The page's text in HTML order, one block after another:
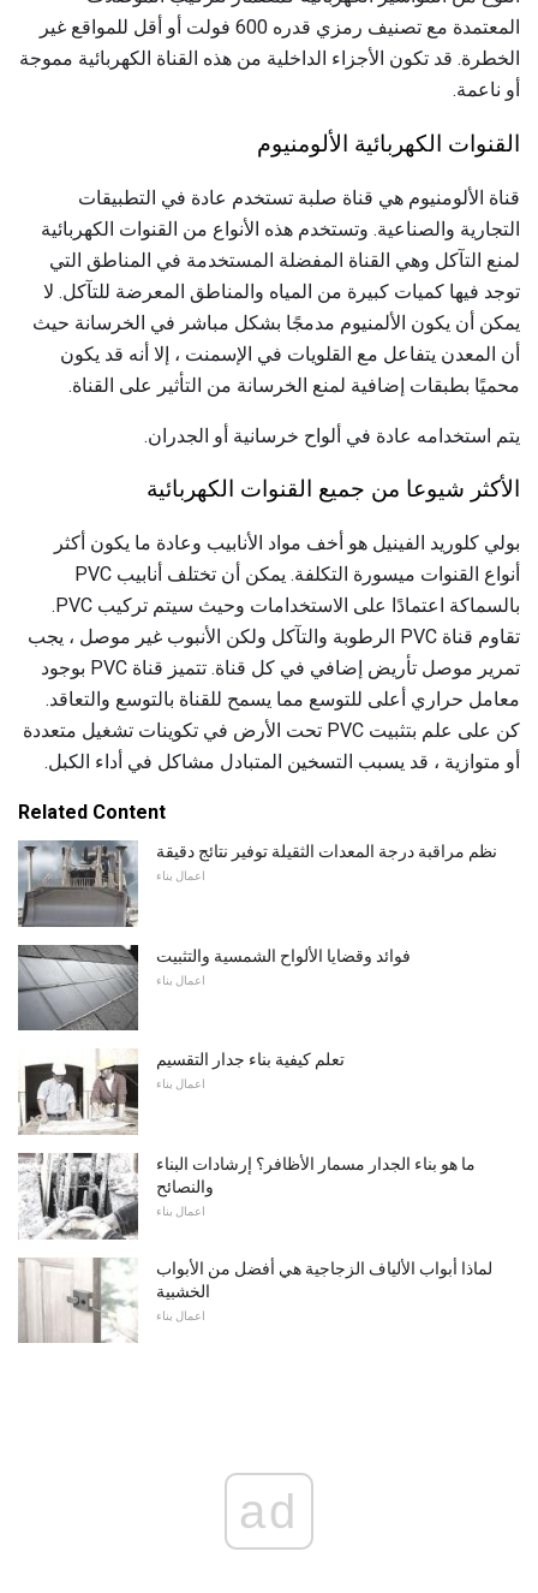
المعتمدة مع تصنيف رمزي قدره 600 فولت أو أقل للمواقع غير
الخطرة. قد تكون الأجزاء الداخلية من هذه القناة الكهربائية مموجة
أو ناعمة.
القنوات الكهربائية الألومنيوم
قناة الألومنيوم هي قناة صلبة تستخدم عادة في التطبيقات
التجارية والصناعية. وتستخدم هذه الأنواع من القنوات الكهربائية
لمنع التآكل وهي القناة المفضلة المستخدمة في المناطق التي
توجد فيها كميات كبيرة من المياه والمناطق المعرضة للتآكل. لا
يمكن أن يكون الألمنيوم مدمجًا بشكل مباشر في الخرسانة حيث
أن المعدن يتفاعل مع القلويات في الإسمنت ، إلا أنه قد يكون
محميًا بطبقات إضافية لمنع الخرسانة من التأثير على القناة.
يتم استخدامه عادة في ألواح خرسانية أو الجدران.
الأكثر شيوعا من جميع القنوات الكهربائية
بولي كلوريد الفينيل هو أخف مواد الأنابيب وعادة ما يكون أكثر
أنواع القنوات ميسورة التكلفة. يمكن أن تختلف أنابيب PVC
بالسماكة اعتمادًا على الاستخدامات وحيث سيتم تركيب PVC.
تقاوم قناة PVC الرطوبة والتآكل ولكن الأنبوب غير موصل ، يجب
تمرير موصل تأريض إضافي في كل قناة. تتميز قناة PVC بوجود
معامل حراري أعلى للتوسع مما يسمح للقناة بالتوسع والتعاقد.
كن على علم بتثبيت PVC تحت الأرض في تكوينات تشغيل متعددة
أو متوازية ، قد يسبب التسخين المتبادل مشاكل في أداء الكبل.
Related Content
نظم مراقبة درجة المعدات الثقيلة توفير نتائج دقيقة
اعمال بناء
فوائد وقضايا الألواح الشمسية والتثبيت
اعمال بناء
تعلم كيفية بناء جدار التقسيم
اعمال بناء
ما هو بناء الجدار مسمار الأظافر؟ إرشادات البناء
والنصائح
اعمال بناء
لماذا أبواب الألياف الزجاجية هي أفضل من الأبواب
الخشبية
اعمال بناء
ad